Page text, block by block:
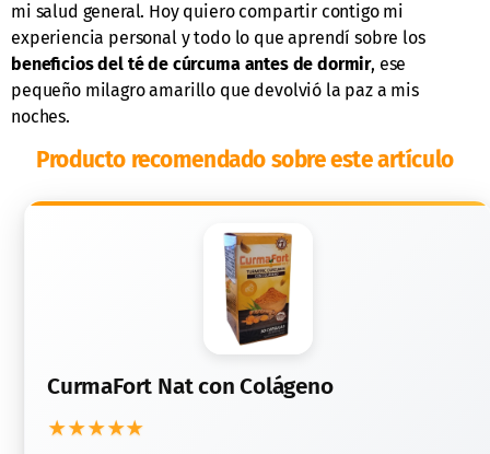
mi salud general. Hoy quiero compartir contigo mi
experiencia personal y todo lo que aprendí sobre los
beneficios del té de cúrcuma antes de dormir, ese
pequeño milagro amarillo que devolvió la paz a mis
noches.
Producto recomendado sobre este artículo
CurmaFort Nat con Colágeno
★★★★★